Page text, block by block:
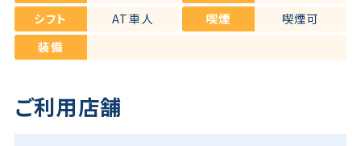
シフト AT車人 喫煙
喫煙可
装備
ご利用店舗